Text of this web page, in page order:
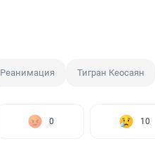
Реанимация Тигран Кеосаян
0 10